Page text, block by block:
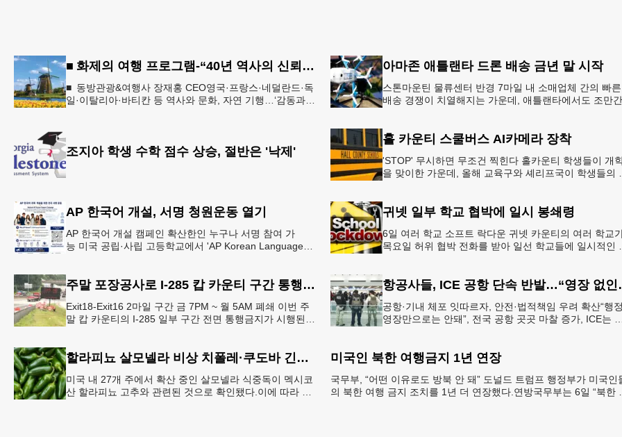
■ 화제의 여행 프로그램-“40년 역사의 신뢰… 서유럽 8개국 13일 대장정”
■ 동방관광&여행사 장재홍 CEO영국·프랑스·네덜란드·독
일·이탈리아·바티칸 등 역사와 문화, 자연 기행…‘감동과
아마존 애틀랜타 드론 배송 금년 말 시작
스톤마운틴 물류센터 반경 7마일 내 소매업체 간의 빠른
배송 경쟁이 치열해지는 가운데, 애틀랜타에서도 조만간
조지아 학생 수학 점수 상승, 절반은 '낙제'
홀 카운티 스쿨버스 AI카메라 장착
'STOP' 무시하면 무조건 찍힌다 홀카운티 학생들이 개
을 맞이한 가운데, 올해 교육구와 셰리프국이 학생들의
AP 한국어 개설, 서명 청원운동 열기
AP 한국어 개설 캠페인 확산한인 누구나 서명 참여 가
능 미국 공립·사립 고등학교에서 'AP Korean Language
귀넷 일부 학교 협박에 일시 봉쇄령
6일 여러 학교 소프트 락다운 귀넷 카운티의 여러 학교
목요일 허위 협박 전화를 받아 일선 학교들에 일시적인
주말 포장공사로 I-285 캅 카운티 구간 통행금지
Exit18-Exit16 2마일 구간 금 7PM ~ 월 5AM 폐쇄 이번 주
말 캅 카운티의 I-285 일부 구간 전면 통행금지가 시행된
항공사
공항·기내 체포 잇따르자, 안전·법적책임 우려 확산“행
영장만으로는 안돼”, 전국 공항 곳곳 마찰 증가, ICE는
할라피뇨 살모넬라 비상 치폴레·쿠도바 긴급 회수
미국 내 27개 주에서 확산 중인 살모넬라 식중독이 멕시코
산 할라피뇨 고추와 관련된 것으로 확인됐다.이에 따라 멕
미국인 북한 여행금지 1년 연장
국무부, “어떤 이유로도 방북 안 돼” 도널드 트럼프 행정부가 미국인
의 북한 여행 금지 조치를 1년 더 연장했다.연방국무부는 6일 “북한